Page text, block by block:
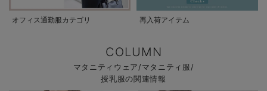
オフィス通勤服カテゴリ 再入荷アイテム
COLUMN
マタニティウェア/マタニティ服/
授乳服の関連情報